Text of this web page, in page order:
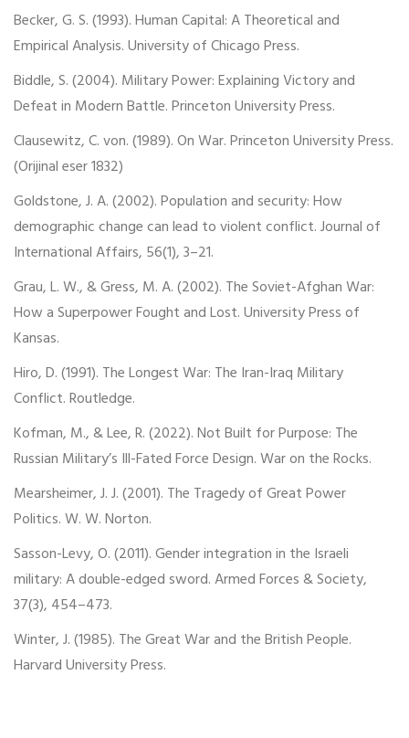
Becker, G. S. (1993). Human Capital: A Theoretical and
Empirical Analysis. University of Chicago Press.
Biddle, S. (2004). Military Power: Explaining Victory and
Defeat in Modern Battle. Princeton University Press.
Clausewitz, C. von. (1989). On War. Princeton University Press.
(Orijinal eser 1832)
Goldstone, J. A. (2002). Population and security: How
demographic change can lead to violent conflict. Journal of
International Affairs, 56(1), 3–21.
Grau, L. W., & Gress, M. A. (2002). The Soviet-Afghan War:
How a Superpower Fought and Lost. University Press of
Kansas.
Hiro, D. (1991). The Longest War: The Iran-Iraq Military
Conflict. Routledge.
Kofman, M., & Lee, R. (2022). Not Built for Purpose: The
Russian Military’s Ill-Fated Force Design. War on the Rocks.
Mearsheimer, J. J. (2001). The Tragedy of Great Power
Politics. W. W. Norton.
Sasson-Levy, O. (2011). Gender integration in the Israeli
military: A double-edged sword. Armed Forces & Society,
37(3), 454–473.
Winter, J. (1985). The Great War and the British People.
Harvard University Press.